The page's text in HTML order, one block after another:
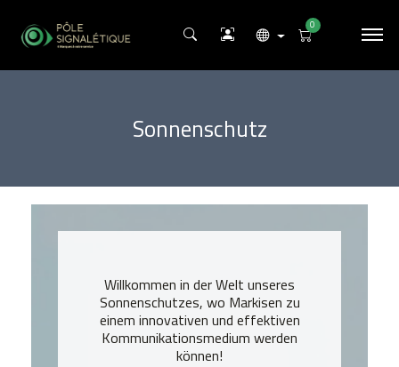
0
Sonnenschutz
Willkommen in der Welt unseres
Sonnenschutzes, wo Markisen zu
einem innovativen und effektiven
Kommunikationsmedium werden
können!